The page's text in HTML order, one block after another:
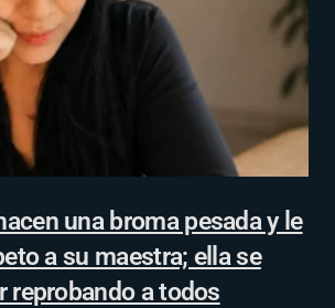
una broma pesada y le
a su maestra; ella se
reprobando a todos